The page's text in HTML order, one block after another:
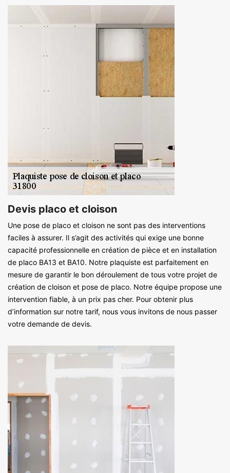
Devis placo et cloison
Une pose de placo et cloison ne sont pas des interventions
faciles à assurer. Il s’agit des activités qui exige une bonne
capacité professionnelle en création de pièce et en installation
de placo BA13 et BA10. Notre plaquiste est parfaitement en
mesure de garantir le bon déroulement de tous votre projet de
création de cloison et pose de placo. Notre équipe propose une
intervention fiable, à un prix pas cher. Pour obtenir plus
d’information sur notre tarif, nous vous invitons de nous passer
votre demande de devis.